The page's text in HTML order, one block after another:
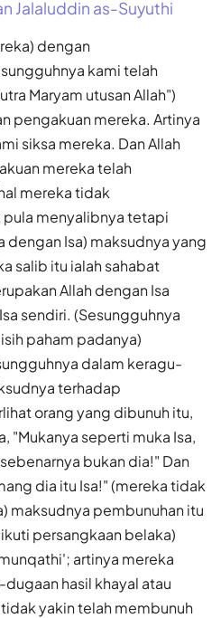
Jalaluddin as-Suyuthi
dengan
kami telah
Maryam utusan Allah")
pengakuan mereka. Artinya
siksa mereka. Dan Allah
mereka telah
mereka tidak
menyalibnya tetapi
Isa) maksudnya yang
salib itu ialah sahabat
Allah dengan Isa
sendiri. (Sesungguhnya
paham padanya)
dalam keragu-
terhadap
orang yang dibunuh itu,
"Mukanya seperti muka Isa,
bukan dia!" Dan
dia itu Isa!" (mereka tidak
maksudnya pembunuhan itu
persangkaan belaka)
artinya mereka
hasil khayal atau
yakin telah membunuh